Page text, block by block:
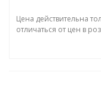
Цена действительна
отличаться от цен в